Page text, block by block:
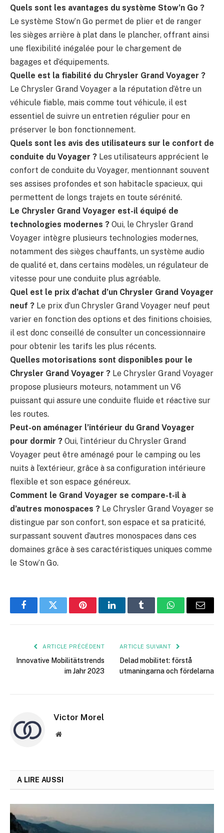
Quels sont les avantages du système Stow’n Go ?
Le système Stow’n Go permet de plier et de ranger
les sièges arrière à plat dans le plancher, offrant ainsi
une flexibilité inégalée pour le chargement de
bagages et d’équipements.
Quelle est la fiabilité du Chrysler Grand Voyager ?
Le Chrysler Grand Voyager a la réputation d’être un
véhicule fiable, mais comme tout véhicule, il est
essentiel de suivre un entretien régulier pour en
préserver le bon fonctionnement.
Quels sont les avis des utilisateurs sur le confort de
conduite du Voyager ? Les utilisateurs apprécient le
confort de conduite du Voyager, mentionnant souvent
ses assises profondes et son habitacle spacieux, qui
permettent de longs trajets en toute sérénité.
Le Chrysler Grand Voyager est-il équipé de
technologies modernes ? Oui, le Chrysler Grand
Voyager intègre plusieurs technologies modernes,
notamment des sièges chauffants, un système audio
de qualité et, dans certains modèles, un régulateur de
vitesse pour une conduite plus agréable.
Quel est le prix d’achat d’un Chrysler Grand Voyager
neuf ? Le prix d’un Chrysler Grand Voyager neuf peut
varier en fonction des options et des finitions choisies,
il est donc conseillé de consulter un concessionnaire
pour obtenir les tarifs les plus récents.
Quelles motorisations sont disponibles pour le
Chrysler Grand Voyager ? Le Chrysler Grand Voyager
propose plusieurs moteurs, notamment un V6
puissant qui assure une conduite fluide et réactive sur
les routes.
Peut-on aménager l’intérieur du Grand Voyager
pour dormir ? Oui, l’intérieur du Chrysler Grand
Voyager peut être aménagé pour le camping ou les
nuits à l’extérieur, grâce à sa configuration intérieure
flexible et son espace généreux.
Comment le Grand Voyager se compare-t-il à
d’autres monospaces ? Le Chrysler Grand Voyager se
distingue par son confort, son espace et sa praticité,
surpassant souvent d’autres monospaces dans ces
domaines grâce à ses caractéristiques uniques comme
le Stow’n Go.
FacebookTwitter PinterestLinkedInTumblr WhatsApp
E-
ARTICLE PRÉCÉDENT
Innovative Mobilitätstrends
im Jahr 2023
ARTICLE SUIVANT
Delad mobilitet: förstå
utmaningarna och fördelarna
Victor Morel
Site
A LIRE AUSSI